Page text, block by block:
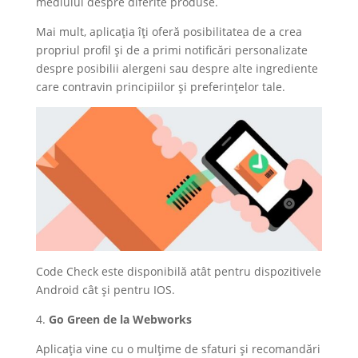
Mai mult, aplicația îți oferă posibilitatea de a crea
propriul profil și de a primi notificări personalizate
despre posibilii alergeni sau despre alte ingrediente
care contravin principiilor și preferințelor tale.
Code Check este disponibilă atât pentru dispozitivele
Android cât și pentru IOS.
4. Go Green de la Webworks
Aplicația vine cu o mulțime de sfaturi și recomandări